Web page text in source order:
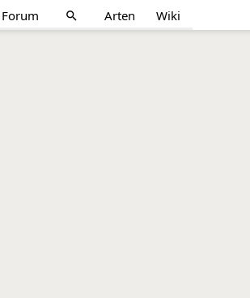
Forum search Arten Wiki